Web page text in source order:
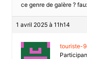
ce genre de galère ?
1 avril 2025 à 11h14
touriste-